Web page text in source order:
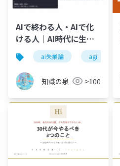
AIで終わる人・AIで化
ける人｜AI時代に生き
残る3つの思考変革【完
全解説】
ai失業論 agi
知識の泉 >100